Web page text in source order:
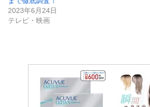
2023年6月24日
テレビ・映画